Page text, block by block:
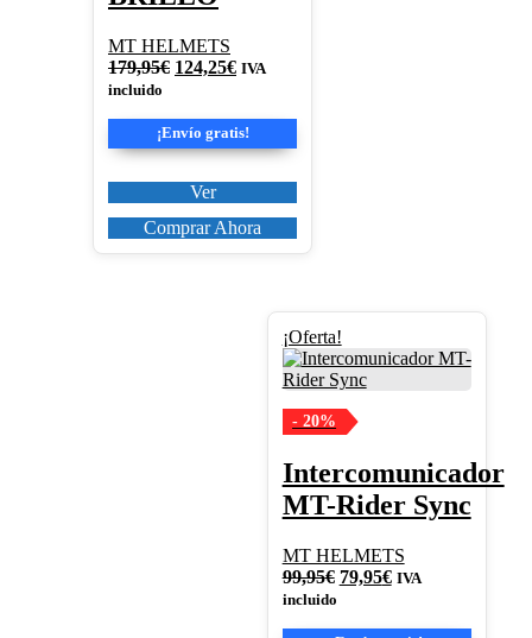
MT HELMETS
179,95€ El
era:
179,95€.
124,25€El
es:
124,25€.
IVA
incluido
¡Envío gratis!
Ver
Comprar Ahora
¡Oferta!
- 20%
Intercomunicador
MT-Rider Sync
MT HELMETS
99,95€ El
79,95€El
IVA
incluido